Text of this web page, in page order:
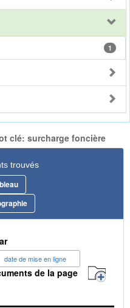
1
clé: surcharge foncière
trouvés
date de mise en ligne
de la page